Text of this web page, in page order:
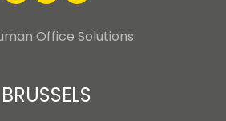
Office Solutions
BRUSSELS